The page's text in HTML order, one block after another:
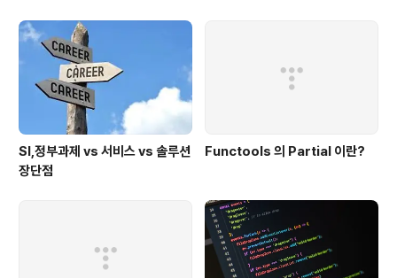
SI,정부과제 vs 서비스 vs 솔루션
장단점
Functools 의 Partial 이란?